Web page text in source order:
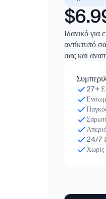
Ιδανικό για
αντίκτυπό
σας και
27+
24/7